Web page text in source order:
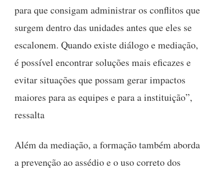
para que consigam administrar os conflitos que
surgem dentro das unidades antes que eles se
escalonem. Quando existe diálogo e mediação,
é possível encontrar soluções mais eficazes e
evitar situações que possam gerar impactos
maiores para as equipes e para a instituição”,
ressalta
Além da mediação, a formação também aborda
a prevenção ao assédio e o uso correto dos